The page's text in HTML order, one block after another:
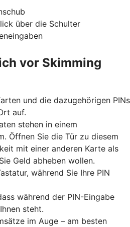
über die Schulter
vor Skimming
und die dazugehörigen PINs
auf.
stehen in einem
Öffnen Sie die Tür zu diesem
mit einer anderen Karte als
Geld abheben wollen.
während Sie Ihre PIN
während der PIN-Eingabe
steht.
im Auge – am besten